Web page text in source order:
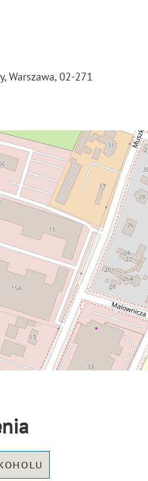
Warszawa, 02-271